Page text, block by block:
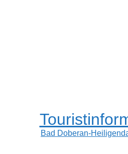
Bad Doberan-